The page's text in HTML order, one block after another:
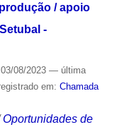
/ apoio
-
08/2023 — última
em: Chamada
Oportunidades de